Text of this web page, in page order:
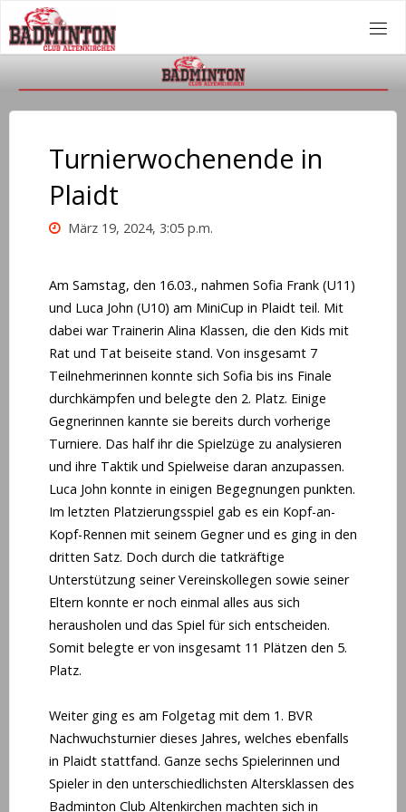
Zum
Inhalt
springen
Turnierwochenende in
Plaidt
März 19, 2024, 3:05 p.m.
Am Samstag, den 16.03., nahmen Sofia Frank (U11)
und Luca John (U10) am MiniCup in Plaidt teil. Mit
dabei war Trainerin Alina Klassen, die den Kids mit
Rat und Tat beiseite stand. Von insgesamt 7
Teilnehmerinnen konnte sich Sofia bis ins Finale
durchkämpfen und belegte den 2. Platz. Einige
Gegnerinnen kannte sie bereits durch vorherige
Turniere. Das half ihr die Spielzüge zu analysieren
und ihre Taktik und Spielweise daran anzupassen.
Luca John konnte in einigen Begegnungen punkten.
Im letzten Platzierungsspiel gab es ein Kopf-an-
Kopf-Rennen mit seinem Gegner und es ging in den
dritten Satz. Doch durch die tatkräftige
Unterstützung seiner Vereinskollegen sowie seiner
Eltern konnte er noch einmal alles aus sich
herausholen und das Spiel für sich entscheiden.
Somit belegte er von insgesamt 11 Plätzen den 5.
Platz.
Weiter ging es am Folgetag mit dem 1. BVR
Nachwuchsturnier dieses Jahres, welches ebenfalls
in Plaidt stattfand. Ganze sechs Spielerinnen und
Spieler in den unterschiedlichsten Altersklassen des
Badminton Club Altenkirchen machten sich in